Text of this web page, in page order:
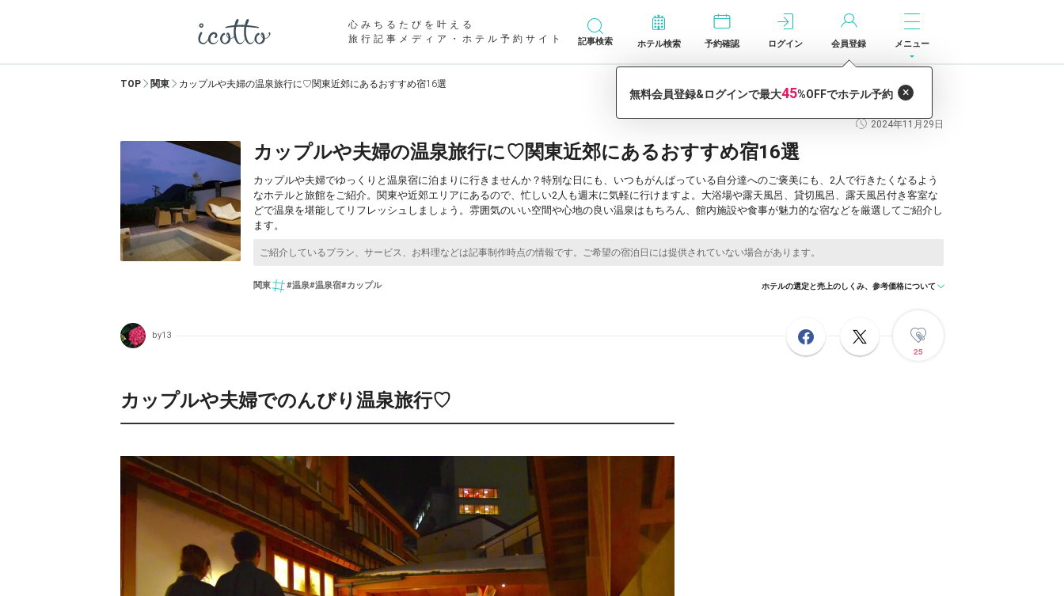
心みちるたびを叶える
旅行記事メディア・ホテル予約サイト
記事検索 ホテル検索 予約確認 ログイン 会員登録 メニュー
TOP 関東 カップルや夫婦の温泉旅行に♡関東近郊にあるおすすめ宿16選
2024年11月29日
カップルや夫婦の温泉旅行に♡関東近郊にあるおすすめ宿16選
カップルや夫婦でゆっくりと温泉宿に泊まりに行きませんか？特別な日にも、いつもがんばっている自分達へのご褒美にも、2人で行きたくなるよう
なホテルと旅館をご紹介。関東や近郊エリアにあるので、忙しい2人も週末に気軽に行けますよ。大浴場や露天風呂、貸切風呂、露天風呂付き客室な
どで温泉を堪能してリフレッシュしましょう。雰囲気のいい空間や心地の良い温泉はもちろん、館内施設や食事が魅力的な宿などを厳選してご紹介し
ます。
関東 #温泉#温泉宿#カップル ホテルの選定と売上のしくみ、参考価格について
by13
25
カップルや夫婦でのんびり温泉旅行♡